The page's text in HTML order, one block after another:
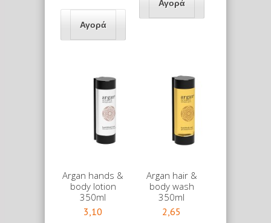
Argan hands &
body lotion
350ml
3,10
Argan hair &
body wash
350ml
2,65